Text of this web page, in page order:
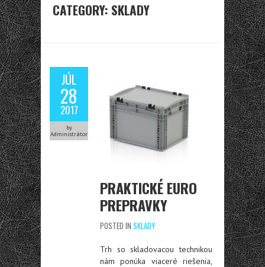
CATEGORY: SKLADY
JÚL
28
2017
by
Administrátor
PRAKTICKÉ EURO
PREPRAVKY
POSTED IN SKLADY
Trh so skladovacou technikou
nám ponúka viaceré riešenia,